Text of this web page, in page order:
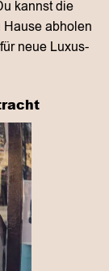
kannst die
abholen
neue Luxus-